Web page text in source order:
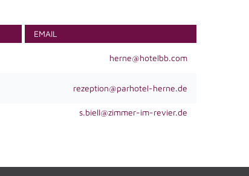
EMAIL
herne@hotelbb.com
rezeption@parhotel-herne.de
s.biell@zimmer-im-revier.de